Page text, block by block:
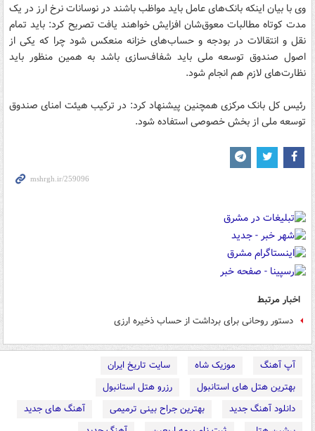
وی با بیان اینکه بانک‌های عامل باید مواظب باشند در نوسانات نرخ ارز در یک
مدت کوتاه مطالبات معوق‌شان افزایش خواهند یافت تصریح کرد: باید تمام
نقل و انتقالات در بودجه و حساب‌های خزانه منعکس شود چرا که یکی از
اصول صندوق توسعه ملی باید شفاف‌سازی باشد به همین منظور باید
نظارت‌های لازم هم انجام شود.
رئیس کل بانک مرکزی همچنین پیشنهاد کرد: در ترکیب هیئت امنای صندوق
توسعه ملی از بخش خصوصی استفاده شود.
اخبار مرتبط
دستور روحانی برای برداشت از حساب ذخیره ارزی
آپ آهنگ موزیک شاه
سایت تاریخ ایران
بهترین هتل های استانبول
رزرو هتل استانبول
دانلود آهنگ جدید
بهترین جراح بینی ترمیمی
آهنگ های جدید